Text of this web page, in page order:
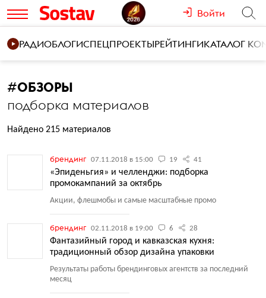
Войти
РАДИОБЛОГИСПЕЦПРОЕКТЫРЕЙТИНГИКАТАЛОГ
#ОБЗОРЫ
подборка материалов
Найдено 215 материалов
брендинг 07.11.2018 в 15:00 19 41
«Эпиденьгия» и челленджи: подборка
промокампаний за октябрь
Акции, флешмобы и самые масштабные промо
брендинг 02.11.2018 в 19:00 6 28
Фантазийный город и кавказская кухня:
традиционный обзор дизайна упаковки
Результаты работы брендинговых агентств за последний
месяц